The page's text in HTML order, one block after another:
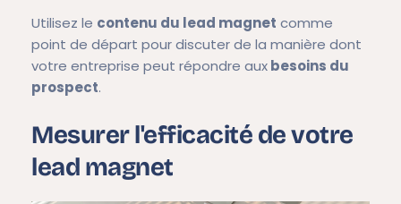
Utilisez le contenu du lead magnet comme
point de départ pour discuter de la manière dont
votre entreprise peut répondre auxbesoins du
prospect.
Mesurer l'efficacité de votre
lead magnet